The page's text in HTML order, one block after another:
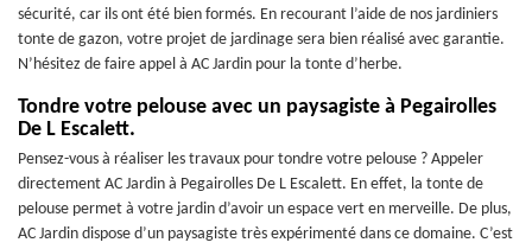
sécurité, car ils ont été bien formés. En recourant l’aide de nos jardiniers
tonte de gazon, votre projet de jardinage sera bien réalisé avec garantie.
N’hésitez de faire appel à AC Jardin pour la tonte d’herbe.
Tondre votre pelouse avec un paysagiste à Pegairolles
De L Escalett.
Pensez-vous à réaliser les travaux pour tondre votre pelouse ? Appeler
directement AC Jardin à Pegairolles De L Escalett. En effet, la tonte de
pelouse permet à votre jardin d’avoir un espace vert en merveille. De plus,
AC Jardin dispose d’un paysagiste très expérimenté dans ce domaine. C’est